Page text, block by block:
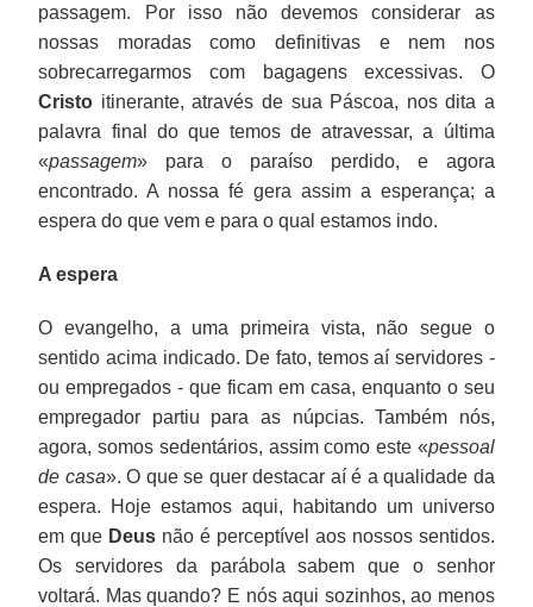
passagem. Por isso não devemos considerar as
nossas moradas como definitivas e nem nos
sobrecarregarmos com bagagens excessivas. O
Cristo itinerante, através de sua Páscoa, nos dita a
palavra final do que temos de atravessar, a última
«passagem» para o paraíso perdido, e agora
encontrado. A nossa fé gera assim a esperança; a
espera do que vem e para o qual estamos indo.
A espera
O evangelho, a uma primeira vista, não segue o
sentido acima indicado. De fato, temos aí servidores -
ou empregados - que ficam em casa, enquanto o seu
empregador partiu para as núpcias. Também nós,
agora, somos sedentários, assim como este «pessoal
de casa». O que se quer destacar aí é a qualidade da
espera. Hoje estamos aqui, habitando um universo
em que Deus não é perceptível aos nossos sentidos.
Os servidores da parábola sabem que o senhor
voltará. Mas quando? E nós aqui sozinhos, ao menos